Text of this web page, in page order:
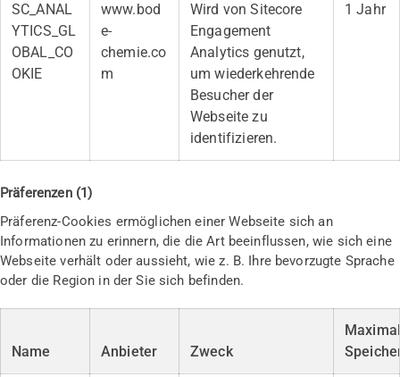
SC_ANAL
YTICS_GL
OBAL_CO
OKIE
www.bod
e-
chemie.co
m
Wird von Sitecore
Engagement
Analytics genutzt,
um wiederkehrende
Besucher der
Webseite zu
identifizieren.
1 Jahr
Präferenzen (1)
Präferenz-Cookies ermöglichen einer Webseite sich an
Informationen zu erinnern, die die Art beeinflussen, wie sich eine
Webseite verhält oder aussieht, wie z. B. Ihre bevorzugte Sprache
oder die Region in der Sie sich befinden.
Name Anbieter Zweck